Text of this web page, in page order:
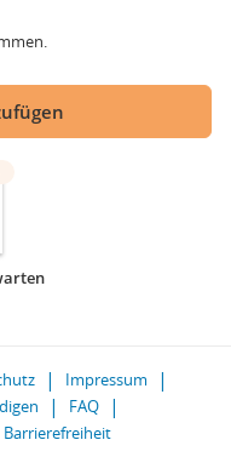
Impressum
FAQ
Barrierefreiheit